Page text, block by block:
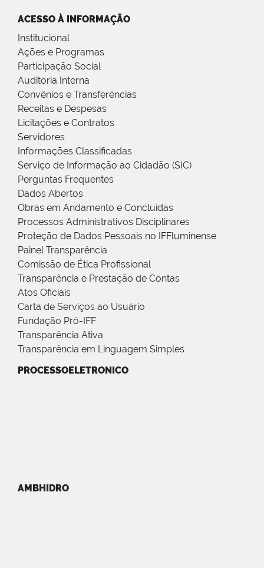
ACESSO À INFORMAÇÃO
Institucional
Ações e Programas
Participação Social
Auditoria Interna
Convênios e Transferências
Receitas e Despesas
Licitações e Contratos
Servidores
Informações Classificadas
Serviço de Informação ao Cidadão (SIC)
Perguntas Frequentes
Dados Abertos
Obras em Andamento e Concluídas
Processos Administrativos Disciplinares
Proteção de Dados Pessoais no IFFluminense
Painel Transparência
Comissão de Ética Profissional
Transparência e Prestação de Contas
Atos Oficiais
Carta de Serviços ao Usuário
Fundação Pró-IFF
Transparência Ativa
Transparência em Linguagem Simples
PROCESSOELETRONICO
AMBHIDRO